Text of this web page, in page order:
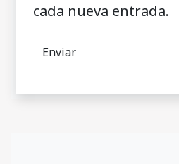
cada nueva entrada.